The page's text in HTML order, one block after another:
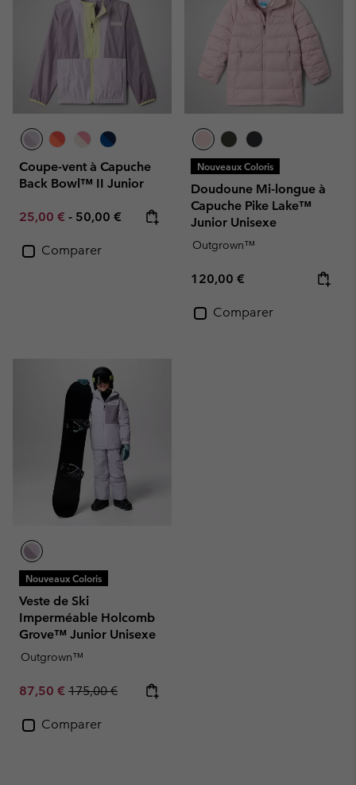
Coupe-vent à Capuche
Back Bowl™ II Junior
Minimum sale price:
25,00 € - Maximum price:
50,00 €
Comparer
Nouveaux Coloris
Doudoune Mi-longue à
Capuche Pike Lake™
Junior Unisexe
Outgrown™
Regular price:
120,00 €
Comparer
Nouveaux Coloris
Veste de Ski
Imperméable Holcomb
Grove™ Junior Unisexe
Outgrown™
Sale price:
87,50 € Regular price:
175,00 €
Comparer